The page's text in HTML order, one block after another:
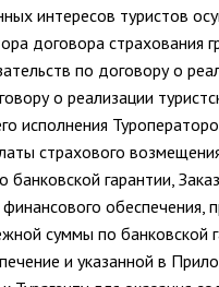
интересов туристов
договора страхования
по договору о
о реализации
исполнения
страхового
гарантии,
обеспечения,
суммы по банковской
и указанной в